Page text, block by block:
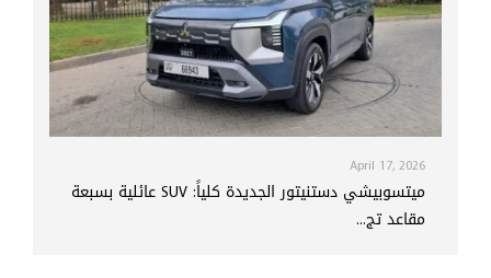
April 17, 2026
ميتسوبيشي دستنيتور الجديدة كلياً: SUV عائلية بسبعة
مقاعد تج...